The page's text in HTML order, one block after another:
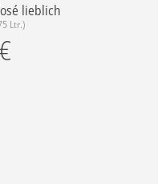
lieblich
Ltr.)
€